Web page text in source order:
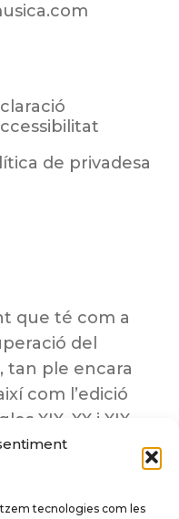
tecnologies com les
de privadesa
que té com a
del
tan ple encara
com l’edició
XIX, XX i XIX